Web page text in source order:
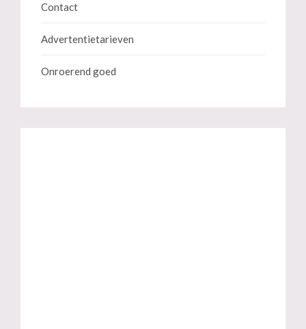
Contact
Advertentietarieven
Onroerend goed